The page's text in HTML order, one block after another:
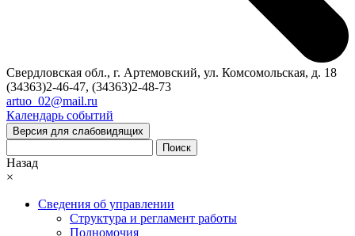
Свердловская обл., г. Артемовский, ул. Комсомольская, д. 18
(34363)2-46-47, (34363)2-48-73
artuo_02@mail.ru
Календарь событий
Версия для слабовидящих
Поиск
Назад
×
Сведения об управлении
Структура и регламент работы
Полномочия